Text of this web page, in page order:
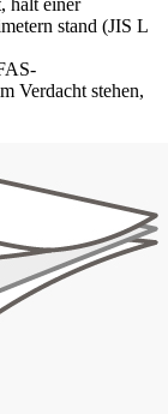
hält einer
stand (JIS L
Verdacht stehen,